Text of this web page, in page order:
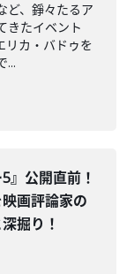
ど、錚々たるア
きたイベント
リカ・バドゥを
...
』公開直前！
画評論家の
掘り！